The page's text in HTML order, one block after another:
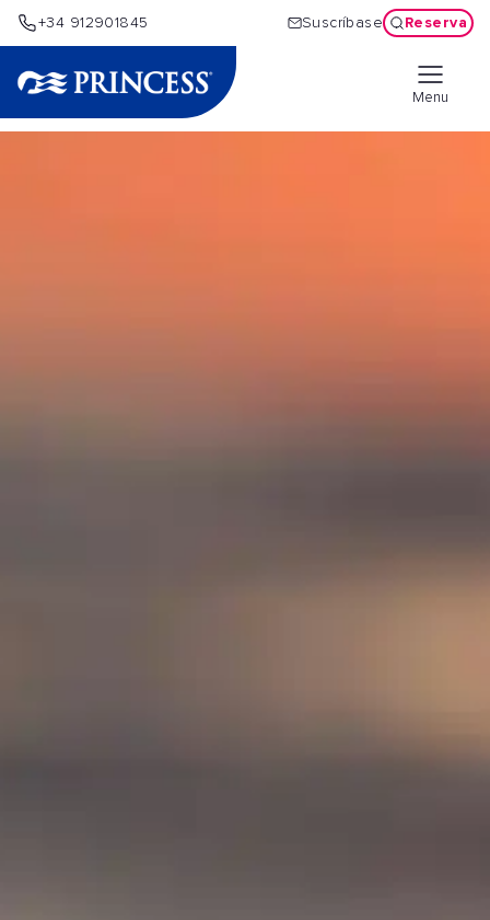
+34 912901845 Suscríbase Reserva
Menu